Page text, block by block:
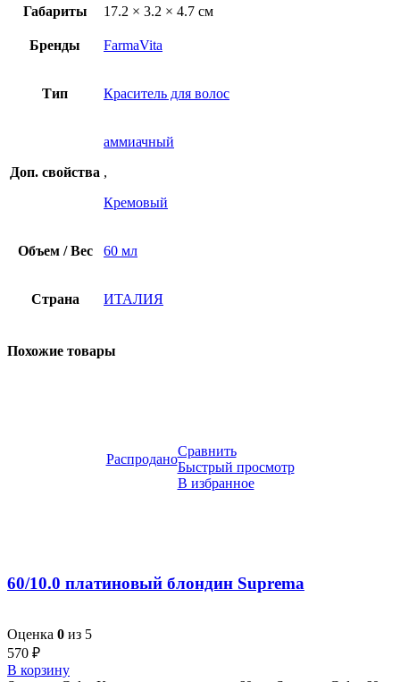
Габариты
17.2 × 3.2 × 4.7 см
Бренды FarmaVita
Тип Краситель для волос
Доп. свойства
аммиачный
,
Кремовый
Объем / Вес 60 мл
Страна ИТАЛИЯ
Похожие товары
Распродано
Сравнить
Быстрый просмотр
В избранное
60/10.0 платиновый блондин Suprema
Оценка 0 из 5
570 ₽
В корзину